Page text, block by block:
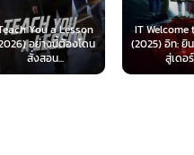
a Lesson
งนี้ต้องโดน
IT Welcome to Derry
(2025) อิท: ยินดีต้อนรับ
สู่เดอร์รี่